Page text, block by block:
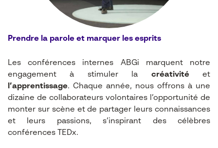
Prendre la parole et marquer les esprits
Les conférences internes ABGi marquent notre
engagement à stimuler la créativitéet
l’apprentissage. Chaque année, nous offrons à une
dizaine de collaborateurs volontaires l’opportunité de
monter sur scène et de partager leurs connaissances
et leurs passions, s’inspirant des célèbres
conférences TEDx.